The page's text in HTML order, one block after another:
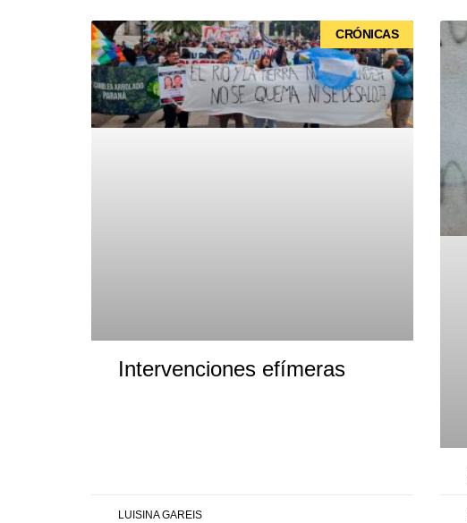
CRÓNICAS
Intervenciones efímeras
LUISINA GAREIS